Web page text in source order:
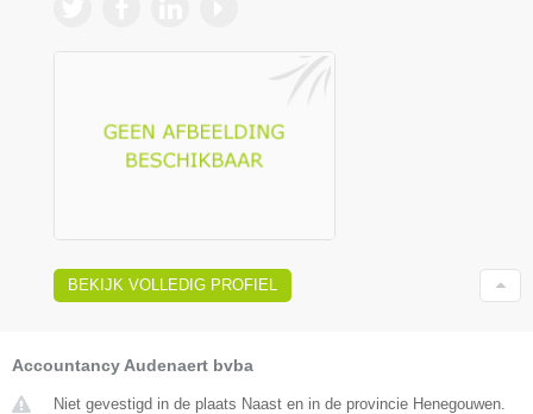
BEKIJK VOLLEDIG PROFIEL
Accountancy Audenaert bvba
Niet gevestigd in de plaats Naast en in de provincie Henegouwen.